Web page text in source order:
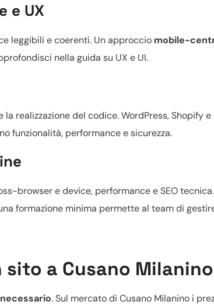
e UX
leggibili e coerenti. Un approccio mobile-
nella guida su UX e UI.
la realizzazione del codice.WordPress, Shopify
funzionalità, performance e sicurezza.
browser e device, performance e SEO
formazione minima permette al team di
a Cusano Milanino
. Sul mercato di Cusano Milanino i